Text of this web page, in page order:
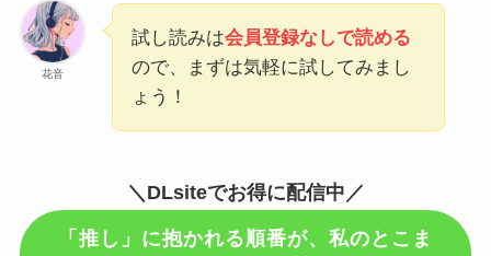
花音
試し読みは会員登録なしで読める
ので、まずは気軽に試してみまし
ょう！
＼DLsiteでお得に配信中／
「推し」に抱かれる順番が、私のとこま